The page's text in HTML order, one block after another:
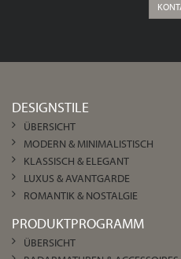
DESIGNSTILE
ÜBERSICHT
MODERN & MINIMALISTISCH
KLASSISCH & ELEGANT
LUXUS & AVANTGARDE
ROMANTIK & NOSTALGIE
PRODUKTPROGRAMM
ÜBERSICHT